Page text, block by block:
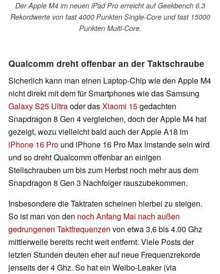
Der Apple M4 im neuen iPad Pro erreicht auf Geekbench 6.3
Rekordwerte von fast 4000 Punkten Single-Core und fast 15000
Punkten Multi-Core.
Qualcomm dreht offenbar an der Taktschraube
Sicherlich kann man einen Laptop-Chip wie den Apple M4
nicht direkt mit dem für Smartphones wie das Samsung
Galaxy S25 Ultraoder dasXiaomi 15gedachten
Snapdragon 8 Gen 4 vergleichen, doch der Apple M4 hat
gezeigt, wozu vielleicht bald auch der Apple A18 im
iPhone 16 Pro und iPhone 16 Pro Max imstande sein wird
und so dreht Qualcomm offenbar an einigen
Stellschrauben um bis zum Herbst noch mehr aus dem
Snapdragon 8 Gen 3 Nachfolger rauszubekommen.
Insbesondere die Taktraten scheinen hierbei zu steigen.
So ist man von den noch Anfang Mai nach außen
gedrungenen Taktfrequenzen von etwa 3,6 bis 4.00 Ghz
mittlerweile bereits recht weit entfernt. Viele Posts der
letzten Stunden deuten eher auf neue Frequenzrekorde
jenseits der 4 Ghz. So hat ein Weibo-Leaker (via